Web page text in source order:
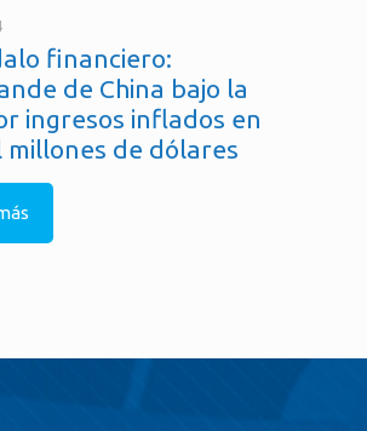
financiero:
de China bajo la
ingresos inflados en
millones de dólares